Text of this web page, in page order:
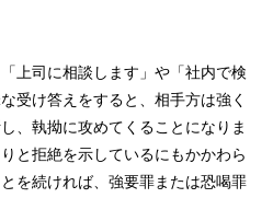
上司に相談します」や「社内で検
受け答えをすると、相手方は強く
、執拗に攻めてくることになりま
と拒絶を示しているにもかかわら
を続ければ、強要罪または恐喝罪